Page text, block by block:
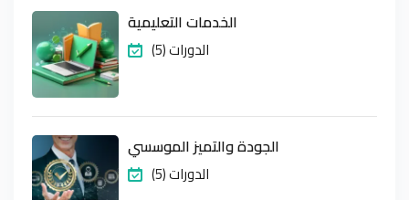
الخدمات التعليمية
(5) الدورات
الجودة والتميز الموسسي
(5) الدورات